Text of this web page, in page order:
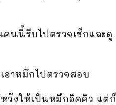
นนี้รีบไปตรวจเช็กและดู
าหมึกไปตรวจสอบ
วังให้เป็นหมึกอิคคิว แต่ก็